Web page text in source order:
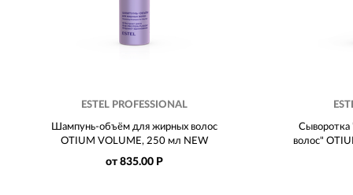
ESTEL PROFESSIONAL
Шампунь-объём для жирных волос
OTIUM VOLUME, 250 мл NEW
от 835.00 Р
Сыворотка
волос"